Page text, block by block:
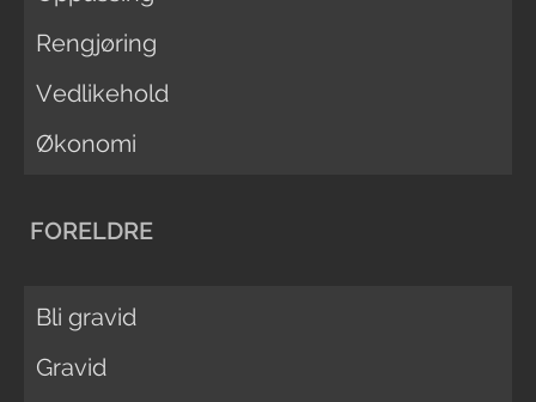
Rengjøring
Vedlikehold
Økonomi
FORELDRE
Bli gravid
Gravid